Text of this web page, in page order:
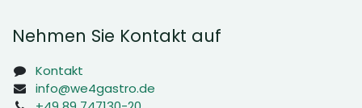
Nehmen Sie Kontakt auf
Kontakt
info@we4gastro.de